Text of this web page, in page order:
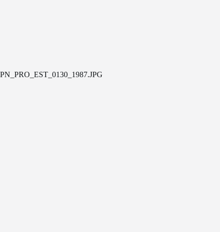
PN_PRO_EST_0130_1987.JPG